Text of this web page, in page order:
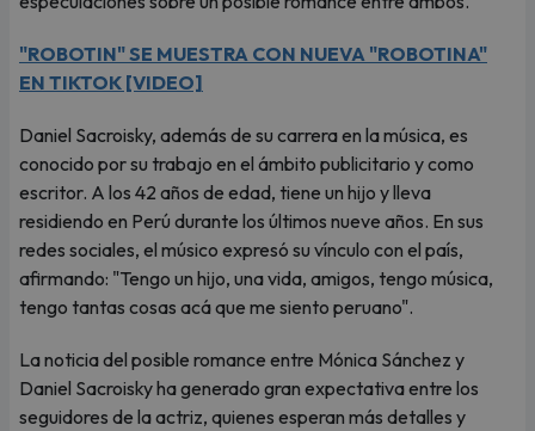
"ROBOTIN" SE MUESTRA CON NUEVA "ROBOTINA"
EN TIKTOK [VIDEO]
Daniel Sacroisky, además de su carrera en la música, es
conocido por su trabajo en el ámbito publicitario y como
escritor. A los 42 años de edad, tiene un hijo y lleva
residiendo en Perú durante los últimos nueve años. En sus
redes sociales, el músico expresó su vínculo con el país,
afirmando: "Tengo un hijo, una vida, amigos, tengo música,
tengo tantas cosas acá que me siento peruano".
La noticia del posible romance entre Mónica Sánchez y
Daniel Sacroisky ha generado gran expectativa entre los
seguidores de la actriz, quienes esperan más detalles y